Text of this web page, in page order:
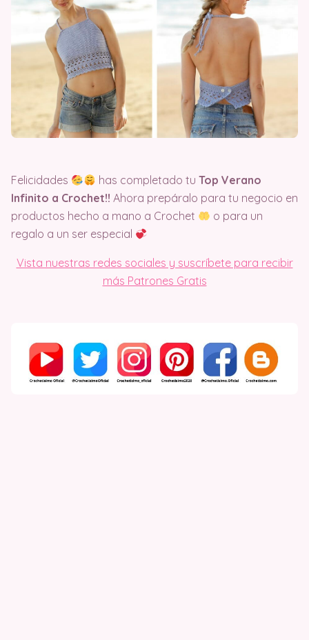
Felicidades has completado tuTop Verano
Infinito a Crochet!! Ahora prepáralo para tu negocio en
productos hecho a mano a Crochet
o para un
regalo a un ser especial
Vista nuestras redes sociales y suscríbete para recibir
más Patrones Gratis